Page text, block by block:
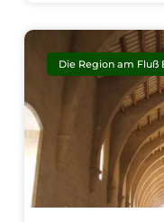
Die Region am Fluß